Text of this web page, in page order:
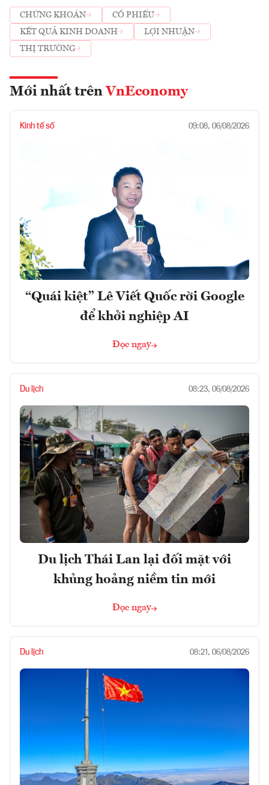
CHỨNG KHOÁN
CỔ PHIẾU
KẾT QUẢ KINH DOANH
LỢI NHUẬN
THỊ TRƯỜNG
Mới nhất trên VnEconomy
Kinh tế số 09:08, 06/08/2026
“Quái kiệt” Lê Viết Quốc rời Google
để khởi nghiệp AI
Đọc ngay
Du lịch 08:23, 06/08/2026
Du lịch Thái Lan lại đối mặt với
khủng hoảng niềm tin mới
Đọc ngay
Du lịch 08:21, 06/08/2026